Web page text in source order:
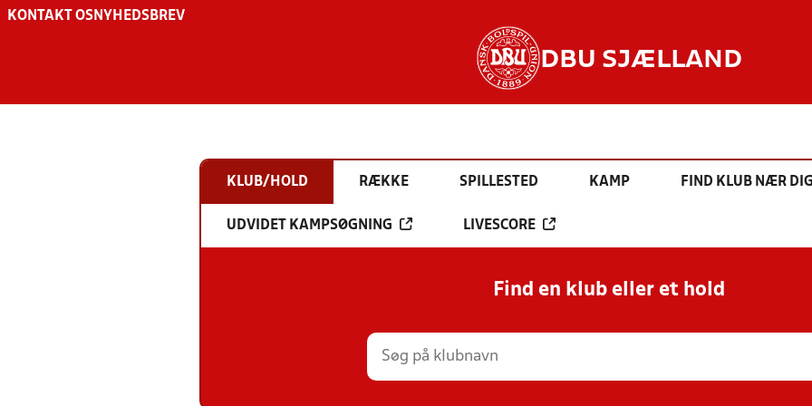
KONTAKT OS NYHEDSBREV
DBU SJÆLLAND
KLUB/HOLD RÆKKE SPILLESTED KAMP FIND KLUB NÆR
UDVIDET KAMPSØGNING LIVESCORE
Find en klub eller et hold